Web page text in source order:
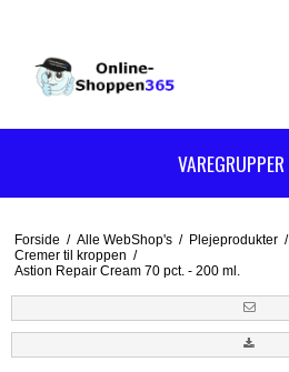
VAREGRUPPER
Forside / Alle WebShop's / Plejeprodukter /
Cremer til kroppen /
Astion Repair Cream 70 pct. - 200 ml.